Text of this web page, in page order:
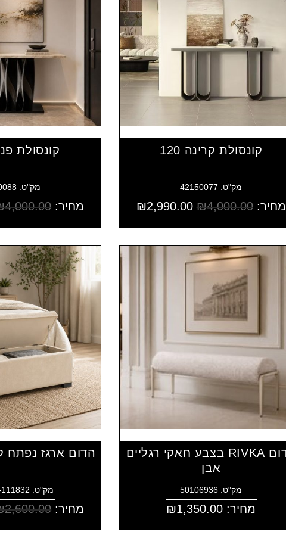
קונסולת קרינה 120
מק"ט: 42150077
מחיר: ₪4,000.00
₪2,990.00
קונסולת
מק"ט: 42150088
מחיר: 4,000.00
הדום RIVKA בצבע חאקי רגליים
אבן
מק"ט: 50106936
מחיר: ₪1,350.00
הדום ארגז נפתח
מק"ט: 4111831-111832
מחיר: 2,600.00